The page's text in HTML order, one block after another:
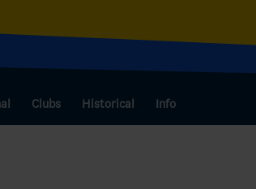
Clubs Historical Info